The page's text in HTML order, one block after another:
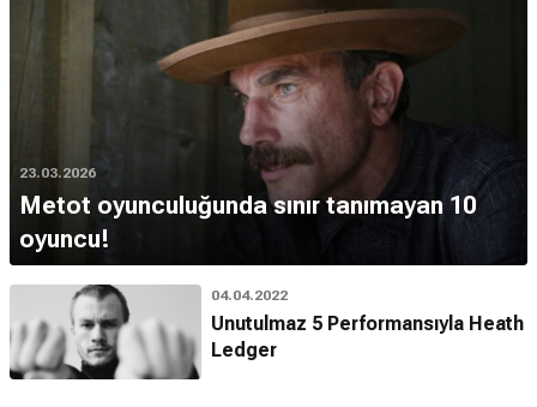
23.03.2026
Metot oyunculuğunda sınır tanımayan 10
oyuncu!
04.04.2022
Unutulmaz 5 Performansıyla Heath
Ledger